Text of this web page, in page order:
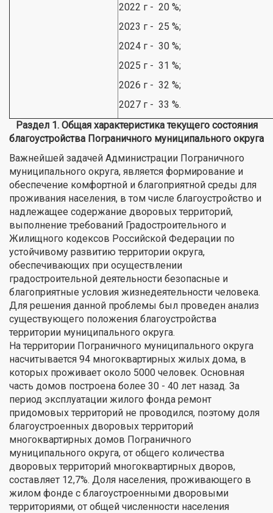
2022 г - 20 %;
2023 г - 25 %;
2024 г - 30 %;
2025 г - 31 %;
2026 г - 32 %;
2027 г - 33 %.
Раздел 1. Общая характеристика текущего состояния
благоустройства Пограничного муниципального округа
Важнейшей задачей Администрации Пограничного
муниципального округа, является формирование и
обеспечение комфортной и благоприятной среды для
проживания населения, в том числе благоустройство и
надлежащее содержание дворовых территорий,
выполнение требований Градостроительного и
Жилищного кодексов Российской Федерации по
устойчивому развитию территории округа,
обеспечивающих при осуществлении
градостроительной деятельности безопасные и
благоприятные условия жизнедеятельности человека.
Для решения данной проблемы был проведен анализ
существующего положения благоустройства
территории муниципального округа.
На территории Пограничного муниципального округа
насчитывается 94 многоквартирных жилых дома, в
которых проживает около 5000 человек. Основная
часть домов построена более 30 - 40 лет назад. За
период эксплуатации жилого фонда ремонт
придомовых территорий не проводился, поэтому доля
благоустроенных дворовых территорий
многоквартирных домов Пограничного
муниципального округа, от общего количества
дворовых территорий многоквартирных дворов,
составляет 12,7%. Доля населения, проживающего в
жилом фонде с благоустроенными дворовыми
территориями, от общей численности населения